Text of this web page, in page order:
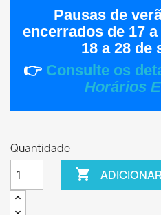
Pausas de
encerrados de 17
18 a 28 de
👉 Consulte os
Horários
Quantidade
